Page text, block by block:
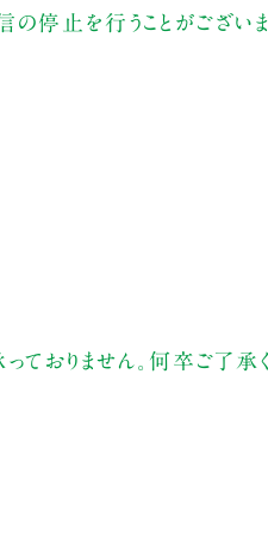
停止を行うことがございま
おりません。何卒ご了承く